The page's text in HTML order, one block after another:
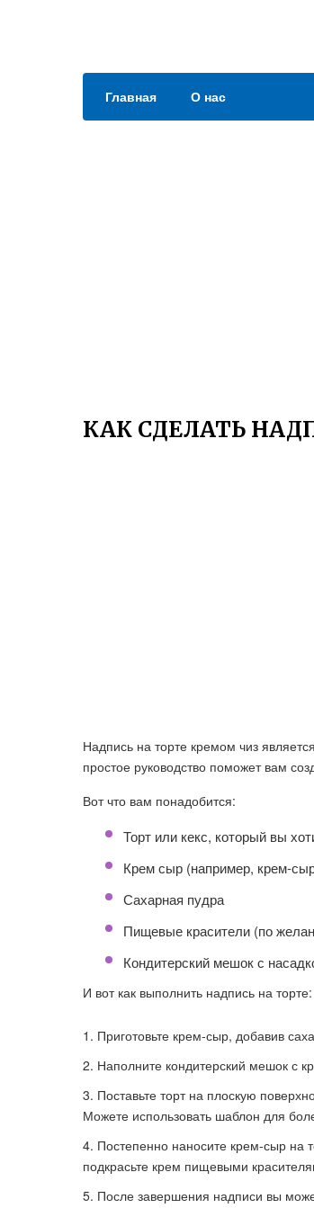
Главная О нас
КАК СДЕЛАТЬ
Надпись на торте кремом чиз
простое руководство поможет вам
Вот что вам понадобится:
Торт или кекс, который вы
Крем сыр (например, крем-
Сахарная пудра
Пищевые красители (по
Кондитерский мешок с
И вот как выполнить надпись на торте:
Приготовьте крем-сыр, добавив
Наполните кондитерский мешок с
Поставьте торт на плоскую
Можете использовать шаблон для
Постепенно наносите крем-сыр на
подкрасьте крем пищевыми
После завершения надписи вы